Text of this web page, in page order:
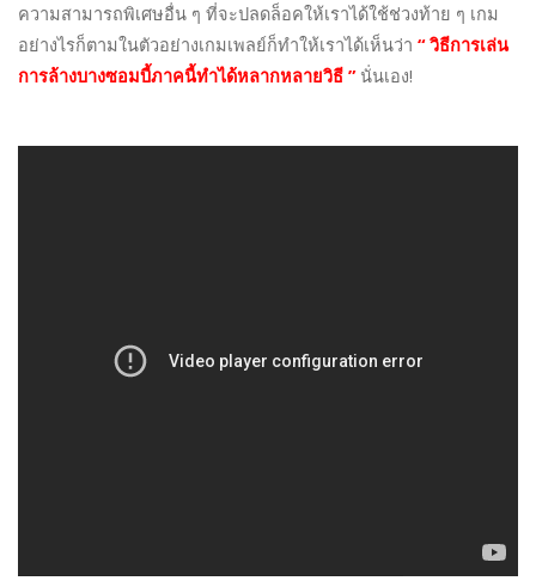
ความสามารถพิเศษอื่น ๆ ที่จะปลดล็อคให้เราได้ใช้ช่วงท้าย ๆ เกม
อย่างไรก็ตามในตัวอย่างเกมเพลย์ก็ทำให้เราได้เห็นว่า “ วิธีการเล่น
การล้างบางซอมบี้ภาคนี้ทำได้หลากหลายวิธี ”นั่นเอง!